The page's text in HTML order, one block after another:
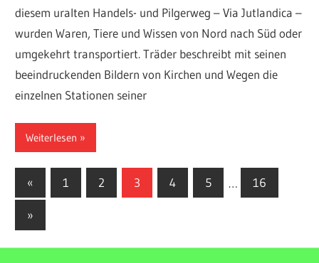
diesem uralten Handels- und Pilgerweg – Via Jutlandica –
wurden Waren, Tiere und Wissen von Nord nach Süd oder
umgekehrt transportiert. Träder beschreibt mit seinen
beeindruckenden Bildern von Kirchen und Wegen die
einzelnen Stationen seiner
Weiterlesen
Seitennummerierung
der
Beiträge
« Vorherige
Beiträge
1 2 3 4 5 … 16
Nächste
Beiträge
»